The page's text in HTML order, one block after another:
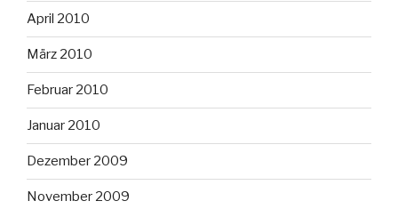
April 2010
März 2010
Februar 2010
Januar 2010
Dezember 2009
November 2009